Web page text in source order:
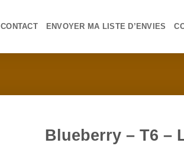
CONTACT ENVOYER MA LISTE D’ENVIES
Blueberry – T6 –